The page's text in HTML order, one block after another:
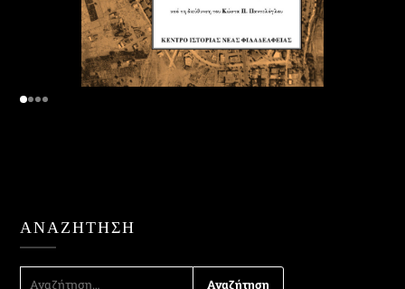
ΑΝΑΖΉΤΗΣΗ
ΑΝΑΖΉΤΗΣΗ